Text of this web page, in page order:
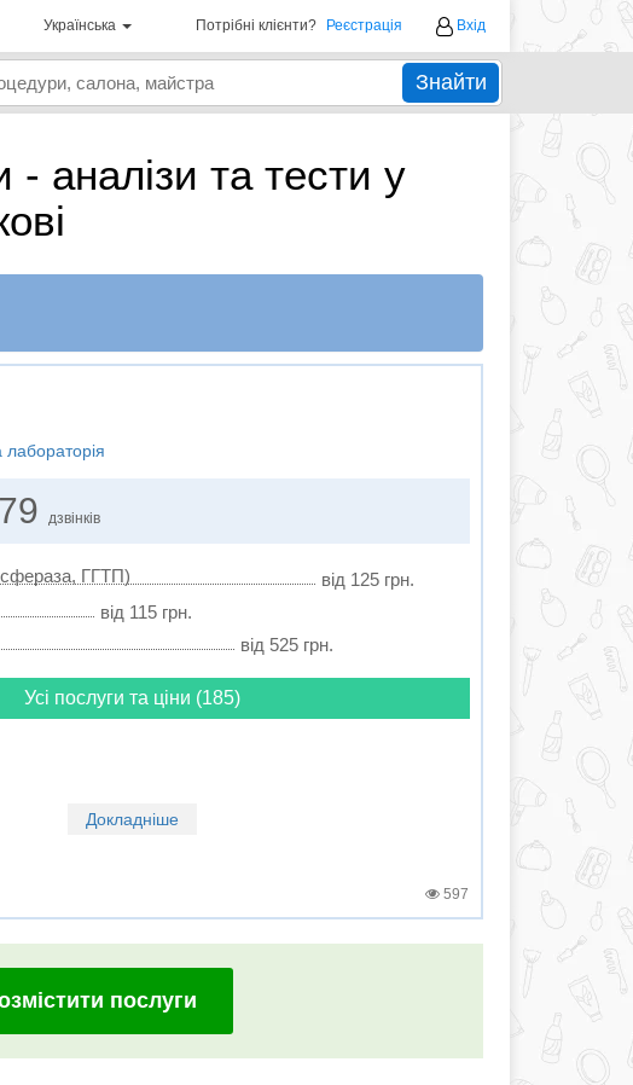
Українська Потрібні клієнти? Реєстрація Вхід
Знайти
- аналізи та тести у
79 дзвінків
ГГТП)
від 125 грн.
від 115 грн.
від 525 грн.
Усі послуги та ціни (185)
Докладніше
597
послуги